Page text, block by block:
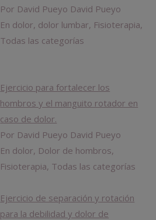
Por David Pueyo David Pueyo
En dolor, dolor lumbar, Fisioterapia,
Todas las categorías
Ejercicio para fortalecer los
hombros y el manguito rotador en
caso de dolor.
Por David Pueyo David Pueyo
En dolor, Dolor de hombros,
Fisioterapia, Todas las categorías
Ejercicio de separación y rotación
para la debilidad y dolor de